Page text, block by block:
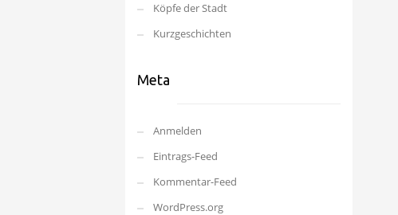
Köpfe der Stadt
Kurzgeschichten
Meta
Anmelden
Eintrags-Feed
Kommentar-Feed
WordPress.org